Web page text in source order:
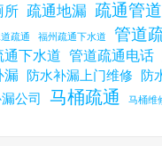
所 疏通地漏 疏通管道
疏通 福州疏通下水道 管道
通下水道 管道疏通电话
漏 防水补漏上门维修
防
公司
马桶疏通 马桶维